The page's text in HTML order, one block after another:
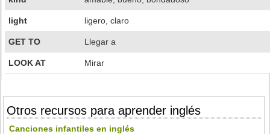
light ligero, claro
GET TO Llegar a
LOOK AT Mirar
Otros recursos para aprender inglés
Canciones infantiles en inglés